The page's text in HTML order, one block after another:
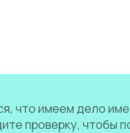
что имеем дело
проверку, чтобы